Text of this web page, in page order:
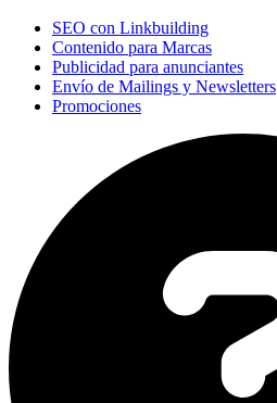
SEO con Linkbuilding
Contenido para Marcas
Publicidad para anunciantes
Envío de Mailings y Newsletters
Promociones